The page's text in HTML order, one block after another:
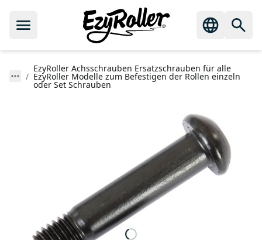
EzyRoller Achsschrauben Ersatzschrauben für alle
EzyRoller Modelle zum Befestigen der Rollen einzeln
oder Set Schrauben